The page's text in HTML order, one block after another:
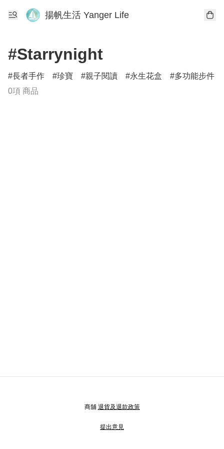
揚帆生活 Yanger Life
#Starrynight
長者手作 珍寶 親子閱讀 永生花盒
多功能步件
0項 商品
商舖 退貨及退款政策
提出意見